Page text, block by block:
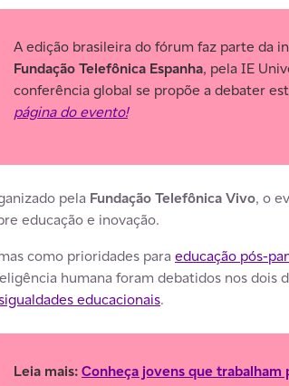
A edição brasileira do fórum faz parte da
Fundação Telefônica Espanha, pela IE
conferência global se propõe a debater
página do evento!
pela Fundação Telefônica Vivo, o
educação e inovação.
como prioridades para educação pós-
humana foram debatidos nos dois
educacionais.
Leia mais:Conheça jovens que trabalham